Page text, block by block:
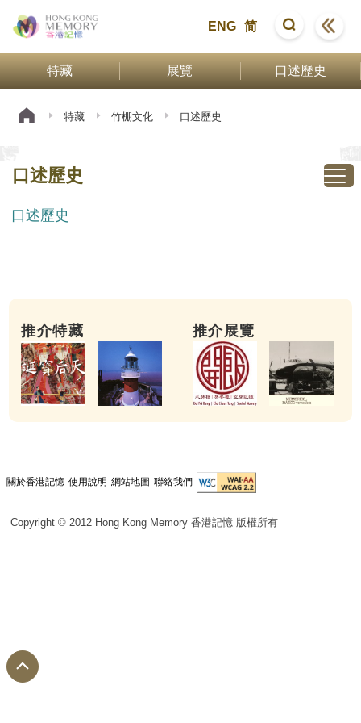
ENG 简
特藏 展覽 口述歷史
特藏 竹棚文化 口述歷史
口述歷史
口述歷史
推介特藏 推介展覽
關於香港記憶 使用說明 網站地圖 聯絡我們
Copyright © 2012 Hong Kong Memory 香港記憶 版權所有